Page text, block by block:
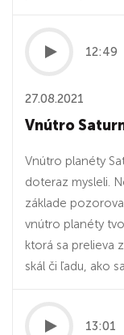
12:49
27.08.2021
Vnútro
Vnútro planéty
doteraz mysleli.
základe
vnútro planéty
ktorá sa prelieva
skál či ľadu, ako
13:01